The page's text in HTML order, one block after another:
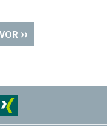
NÄCHSTE
VOR ››